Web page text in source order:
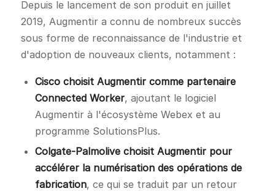
Depuis le lancement de son produit en juillet
2019, Augmentir a connu de nombreux succès
sous forme de reconnaissance de l'industrie et
d'adoption de nouveaux clients, notamment :
Cisco choisit Augmentir comme partenaire
Connected Worker, ajoutant le logiciel
Augmentir à l'écosystème Webex et au
programme SolutionsPlus.
Colgate-Palmolive choisit Augmentir pour
accélérer la numérisation des opérations de
fabrication, ce qui se traduit par un retour